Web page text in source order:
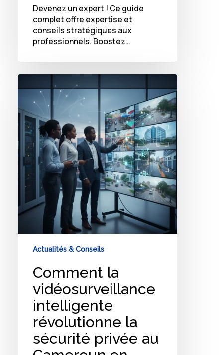
Devenez un expert ! Ce guide
complet offre expertise et
conseils stratégiques aux
professionnels. Boostez…
Comment
la
vidéosurveillance
intelligente
révolutionne
sécurité
privée
au
Cameroun
en
2026
?
Actualités & Conseils
Comment la
vidéosurveillance
intelligente
révolutionne la
sécurité privée au